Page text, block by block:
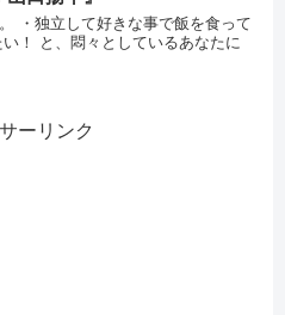
・独立して好きな事で飯を食って
！ と、悶々としているあなたに
ーリンク